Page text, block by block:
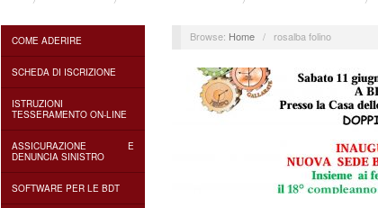
COME ADERIRE
SCHEDA DI ISCRIZIONE
ISTRUZIONI
TESSERAMENTO ON-LINE
ASSICURAZIONE E
DENUNCIA SINISTRO
SOFTWARE PER LE BDT
Browse: Home / rosalba folino